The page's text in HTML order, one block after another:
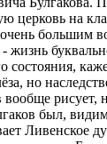
церковь на
большим
жизнь
состояния,
но
вообще
был,
Ливенское